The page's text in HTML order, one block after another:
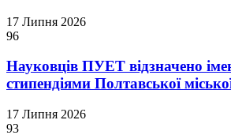
17 Липня 2026
96
Науковців ПУЕТ відзначено
стипендіями Полтавської
17 Липня 2026
93